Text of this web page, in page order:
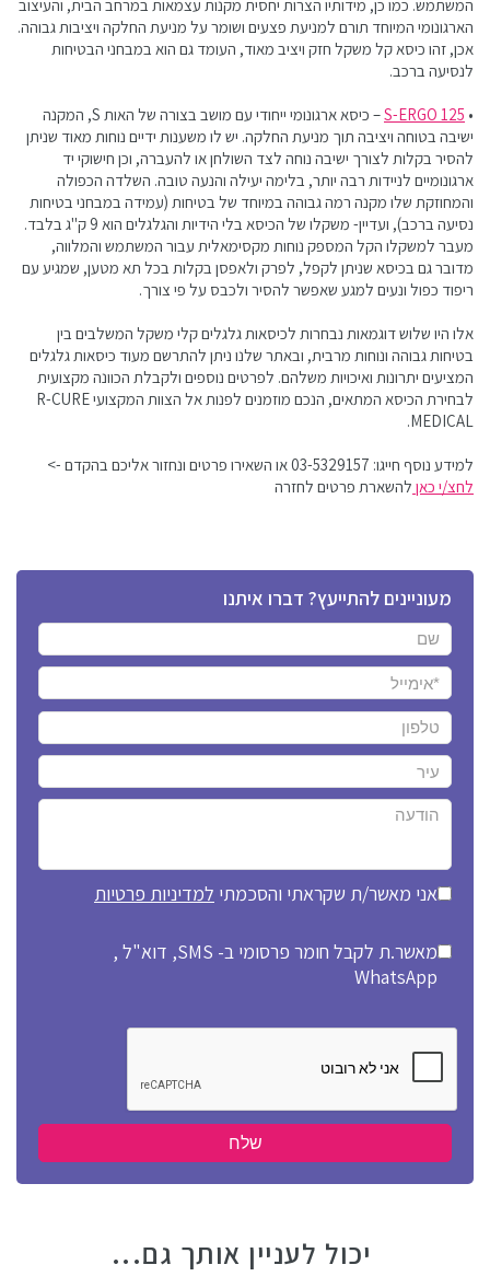
מעוניינים להתייעץ? דברו איתנו
מאשר.ת לקבל חומר פרסומי ב- SMS, דוא"ל ,
WhatsApp
אני מאשר/ת שקראתי והסכמתי למדיניות פרטיות
המשתמש. כמו כן, מידותיו הצרות יחסית מקנות עצמאות במרחב הבית, והעיצוב
הארגונומי המיוחד תורם למניעת פצעים ושומר על מניעת החלקה ויציבות גבוהה.
אכן, זהו כיסא קל משקל חזק ויציב מאוד, העומד גם הוא במבחני הבטיחות
לנסיעה ברכב.
•
S-ERGO 125
– כיסא ארגונומי ייחודי עם מושב בצורה של האות S, המקנה
ישיבה בטוחה ויציבה תוך מניעת החלקה. יש לו משענות ידיים נוחות מאוד שניתן
להסיר בקלות לצורך ישיבה נוחה לצד השולחן או להעברה, וכן חישוקי יד
ארגונומיים לניידות רבה יותר, בלימה יעילה והנעה טובה. השלדה הכפולה
והמחוזקת שלו מקנה רמה גבוהה במיוחד של בטיחות (עמידה במבחני בטיחות
נסיעה ברכב), ועדיין- משקלו של הכיסא בלי הידיות והגלגלים הוא 9 ק"ג בלבד.
מעבר למשקלו הקל המספק נוחות מקסימאלית עבור המשתמש והמלווה,
מדובר גם בכיסא שניתן לקפל, לפרק ולאפסן בקלות בכל תא מטען, שמגיע עם
ריפוד כפול ונעים למגע שאפשר להסיר ולכבס על פי צורך.
אלו היו שלוש דוגמאות נבחרות לכיסאות גלגלים קלי משקל המשלבים בין
בטיחות גבוהה ונוחות מרבית, ובאתר שלנו ניתן להתרשם מעוד כיסאות גלגלים
המציעים יתרונות ואיכויות משלהם. לפרטים נוספים ולקבלת הכוונה מקצועית
לבחירת הכיסא המתאים, הנכם מוזמנים לפנות אל הצוות המקצועי R-CURE
MEDICAL.
למידע נוסף חייגו: 03-5329157 או השאירו פרטים ונחזור אליכם בהקדם ->
לחצ/י כאן להשארת פרטים לחזרה
יכול לעניין אותך גם...